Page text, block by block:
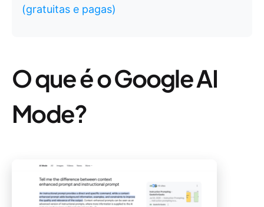
(gratuitas e pagas)
O que é o Google AI
Mode?